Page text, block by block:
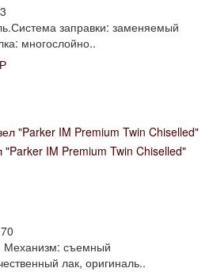
заправки: заменяемый
многослойно..
IM Premium Twin Chiselled"
Механизм: съемный
лак, оригиналь..